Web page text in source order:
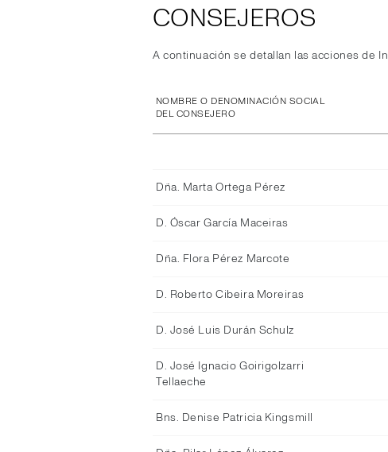
CONSEJEROS
A continuación se detallan las acciones de
NOMBRE O DENOMINACIÓN SOCIAL
DEL CONSEJERO
Dña. Marta Ortega Pérez
D. Óscar García Maceiras
Dña. Flora Pérez Marcote
D. Roberto Cibeira Moreiras
D. José Luis Durán Schulz
D. José Ignacio Goirigolzarri
Tellaeche
Bns. Denise Patricia Kingsmill